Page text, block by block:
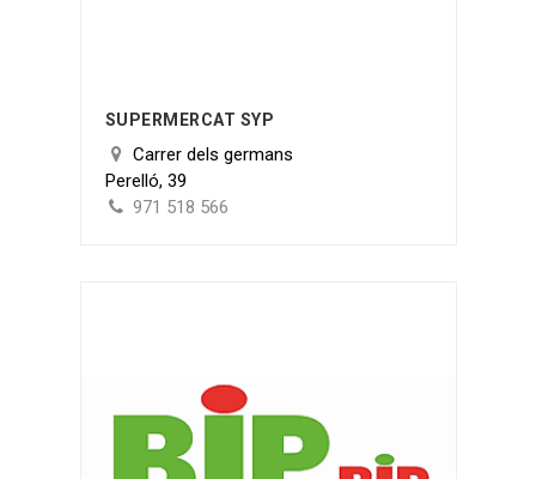
SUPERMERCAT SYP
Carrer dels germans
Perelló, 39
971 518 566